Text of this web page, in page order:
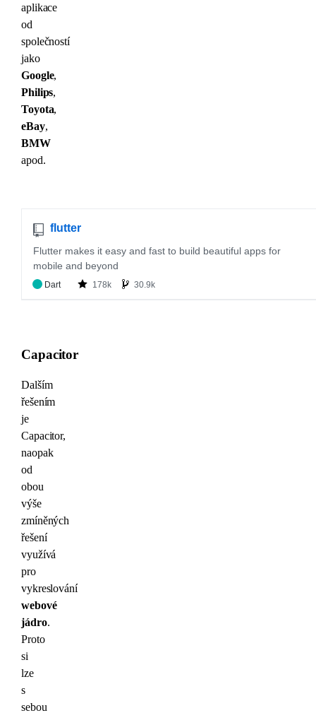
aplikace
od
společností
jako
Google,
Philips,
Toyota,
eBay,
BMW
apod.
Capacitor
Dalším
řešením
je
Capacitor,
naopak
od
obou
výše
zmíněných
řešení
využívá
pro
vykreslování
webové
jádro.
Proto
si
lze
s
sebou